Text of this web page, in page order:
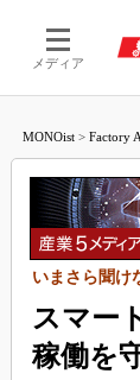
メディア
MONOist > Factory
スマー
稼働を
いまさら聞け